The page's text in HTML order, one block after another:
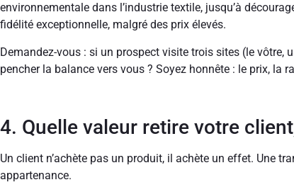
environnementale dans l’industrie textile, jusqu’à
fidélité exceptionnelle, malgré des prix élevés.
Demandez-vous : si un prospect visite trois sites (le vôtre,
pencher la balance vers vous ? Soyez honnête : le prix, la
4. Quelle valeur retire votre
Un client n’achète pas un produit, il achète un effet. Une
appartenance.